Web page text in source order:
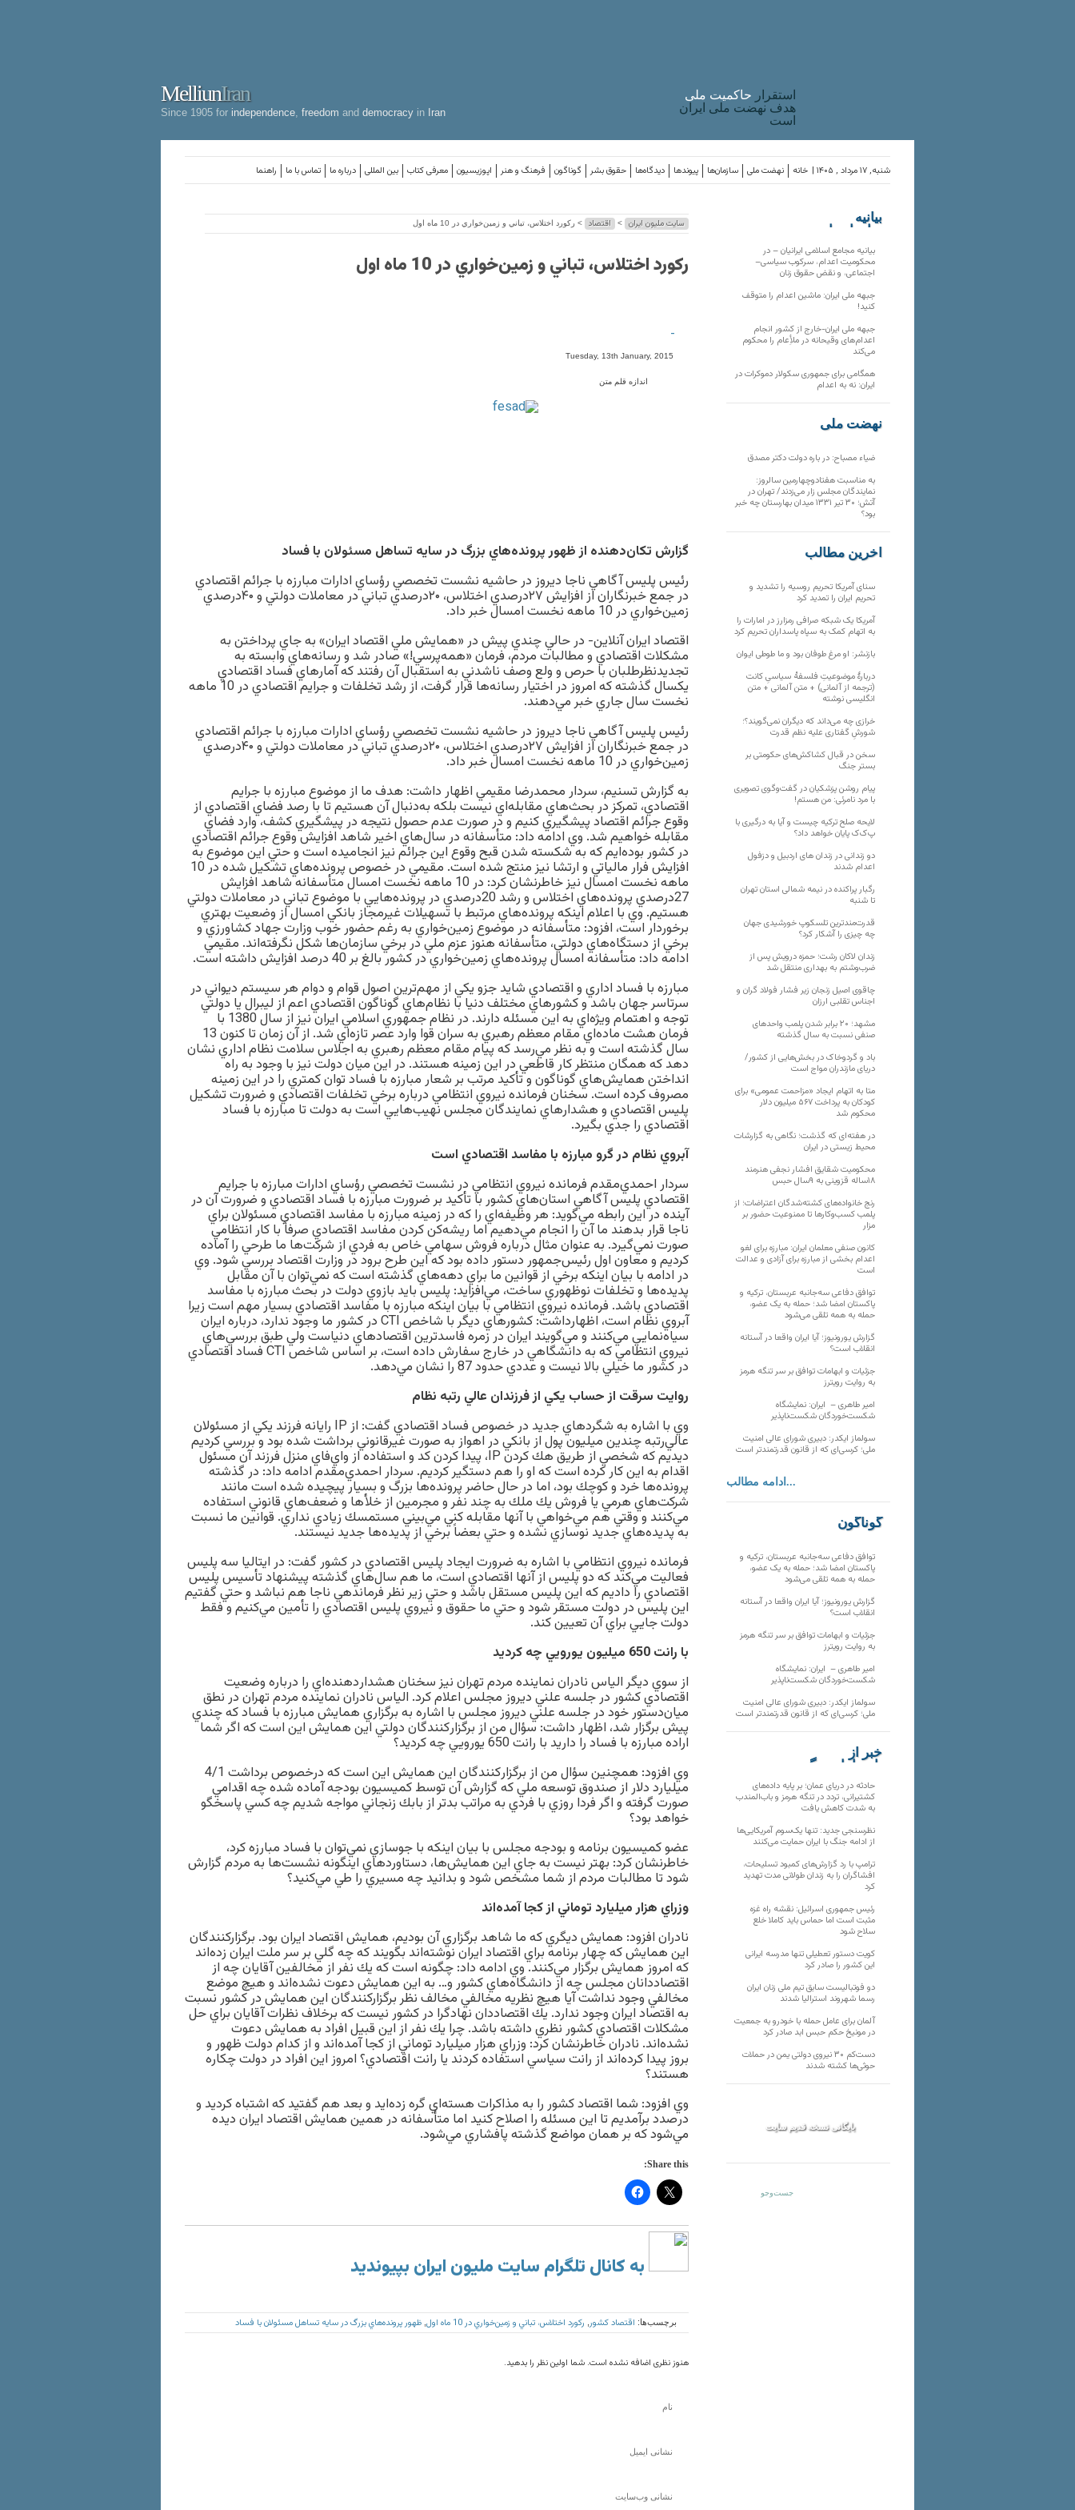
MelliunIran
Since 1905 for independence freedom and democracy in Iran
استقرار حاکميت ملی
هدف نهضت ملی ایران
است
راهنما تماس با ما درباره ما بین المللی معرفی کتاب اپوزیسیون فرهنگ و هنر گوناگون حقوق بشر دیدگاه‌ها پیوندها سازمان‌ها نهضت ملی خانه شنبه, ۱۷ مرداد , ۱۴۰۵ |
سایت ملیون ایران > اقتصاد > ركورد اختلاس، تباني و زمين‌خواري در 10 ماه اول
ركورد اختلاس، تباني و زمين‌خواري در 10 ماه اول
-
Tuesday, 13th January, 2015
اندازه قلم متن
گزارش تكان‌دهنده از ظهور پرونده‌هاي بزرگ در سايه تساهل مسئولان با فساد
رئيس پليس آگاهي ناجا ديروز در حاشيه نشست تخصصي رؤساي ادارات مبارزه با جرائم اقتصادي
در جمع خبرنگاران از افزايش ۲۷درصدي اختلاس، ۲۰درصدي تباني در معاملات دولتي و ۴۰درصدي
زمين‌خواري در 10 ماهه نخست امسال خبر داد.
اقتصاد ایران آنلاین- در حالي چندي پيش در «همايش ملي اقتصاد ايران» به جاي پرداختن به
مشكلات اقتصادي و مطالبات مردم، فرمان «همه‌پرسي!» صادر شد و رسانه‌هاي وابسته به
تجديدنظرطلبان با حرص و ولع وصف ناشدني به استقبال آن رفتند كه آمارهاي فساد اقتصادي
يكسال گذشته كه امروز در اختيار رسانه‌ها قرار گرفت، از رشد تخلفات و جرايم اقتصادي در 10 ماهه
نخست سال جاري خبر مي‌دهند.
رئيس پليس آگاهي ناجا ديروز در حاشيه نشست تخصصي رؤساي ادارات مبارزه با جرائم اقتصادي
در جمع خبرنگاران از افزايش ۲۷درصدي اختلاس، ۲۰درصدي تباني در معاملات دولتي و ۴۰درصدي
زمين‌خواري در 10 ماهه نخست امسال خبر داد.
به گزارش تسنيم، سردار محمدرضا مقيمي اظهار داشت: هدف ما از موضوع مبارزه با جرايم
اقتصادي، تمركز در بحث‌هاي مقابله‌اي نيست بلكه به‌دنبال آن هستيم تا با رصد فضاي اقتصادي از
وقوع جرائم اقتصاد پيشگيري كنيم و در صورت عدم حصول نتيجه در پيشگيري كشف، وارد فضاي
مقابله خواهيم شد. وي ادامه داد: متأسفانه در سال‌هاي اخير شاهد افزايش وقوع جرائم اقتصادي
در كشور بوده‌ايم كه به شكسته شدن قبح وقوع اين جرائم نيز انجاميده است و حتي اين موضوع به
افزايش فرار مالياتي و ارتشا نيز منتج شده است. مقيمي در خصوص پرونده‌هاي تشكيل شده در 10
ماهه نخست امسال نيز خاطرنشان كرد: در 10 ماهه نخست امسال متأسفانه شاهد افزايش
27درصدي پرونده‌هاي اختلاس و رشد 20درصدي در پرونده‌هايي با موضوع تباني در معاملات دولتي
هستيم. وي با اعلام اينكه پرونده‌هاي مرتبط با تسهيلات غيرمجاز بانكي امسال از وضعيت بهتري
برخوردار است، افزود: متأسفانه در موضوع زمين‌خواري به رغم حضور خوب وزارت جهاد كشاورزي و
برخي از دستگاه‌هاي دولتي، متأسفانه هنوز عزم ملي در برخي سازمان‌ها شكل نگرفته‌اند. مقيمي
ادامه داد: متأسفانه امسال پرونده‌هاي زمين‌خواري در كشور بالغ بر 40 درصد افزايش داشته است.
مبارزه با فساد اداري و اقتصادي شايد جزو يكي از مهم‌ترين اصول قوام و دوام هر سيستم ديواني در
سرتاسر جهان باشد و كشورهاي مختلف دنيا با نظام‌هاي گوناگون اقتصادي اعم از ليبرال يا دولتي
توجه و اهتمام ويژه‌اي به اين مسئله دارند. در نظام جمهوري اسلامي ايران نيز از سال 1380 با
فرمان هشت ماده‌اي مقام معظم رهبري به سران قوا وارد عصر تازه‌اي شد. از آن زمان تا كنون 13
سال گذشته است و به نظر مي‌رسد كه پيام مقام معظم رهبري به اجلاس سلامت نظام اداري نشان
دهد كه همگان منتظر كار قاطعي در اين زمينه هستند. در اين ميان دولت نيز با وجود به راه
انداختن همايش‌هاي گوناگون و تأكيد مرتب بر شعار مبارزه با فساد توان كمتري را در اين زمينه
مصروف كرده است. سخنان فرمانده نيروي انتظامي درباره برخي تخلفات اقتصادي و ضرورت تشكيل
پليس اقتصادي و هشدارهاي نمايندگان مجلس نهيب‌هايي است به دولت تا مبارزه با فساد
اقتصادي را جدي بگيرد.
آبروي نظام در گرو مبارزه با مفاسد اقتصادي است
سردار احمدي‌مقدم فرمانده نيروي انتظامي در نشست تخصصي رؤساي ادارات مبارزه با جرايم
اقتصادي پليس آگاهي استان‌هاي كشور با تأكيد بر ضرورت مبارزه با فساد اقتصادي و ضرورت آن در
آينده در اين رابطه مي‌گويد: هر وظيفه‌اي را كه در زمينه مبارزه با مفاسد اقتصادي مسئولان براي
ناجا قرار بدهند ما آن را انجام مي‌دهيم اما ريشه‌كن كردن مفاسد اقتصادي صرفاً با كار انتظامي
صورت نمي‌گيرد. به عنوان مثال درباره فروش سهامي خاص به فردي از شركت‌ها ما طرحي را آماده
كرديم و معاون اول رئيس‌جمهور دستور داده بود كه اين طرح برود در وزارت اقتصاد بررسي شود. وي
در ادامه با بيان اينكه برخي از قوانين ما براي دهه‌هاي گذشته است كه نمي‌توان با آن مقابل
پديده‌ها و تخلفات نوظهوري ساخت، مي‌افزايد: پليس بايد بازوي دولت در بحث مبارزه با مفاسد
اقتصادي باشد. فرمانده نيروي انتظامي با بيان اينكه مبارزه با مفاسد اقتصادي بسيار مهم است زيرا
آبروي نظام است، اظهارداشت: كشورهاي ديگر با شاخص CTI در كشور ما وجود ندارد، درباره ايران
سياه‌نمايي مي‌كنند و مي‌گويند ايران در زمره فاسد‌ترين اقتصادهاي دنياست ولي طبق بررسي‌هاي
نيروي انتظامي كه به دانشگاهي در خارج سفارش داده است، بر اساس شاخص CTI فساد اقتصادي
در كشور ما خيلي بالا نيست و عددي حدود 87 را نشان مي‌دهد.
روايت سرقت از حساب يكي از فرزندان عالي رتبه نظام
وي با اشاره به شگرد‌هاي جديد در خصوص فساد اقتصادي گفت: از IP رايانه فرزند يكي از مسئولان
عالي‌رتبه چندين ميليون پول از بانكي در اهواز به صورت غيرقانوني برداشت شده بود و بررسي كرديم
ديديم كه شخصي از طريق هك كردن IP، پيدا كردن كد و استفاده از واي‌فاي منزل فرزند آن مسئول
اقدام به اين كار كرده است كه او را هم دستگير كرديم. سردار احمدي‌مقدم ادامه داد: در گذشته
پرونده‌ها خرد و كوچك بود، اما در حال حاضر پرونده‌ها بزرگ و بسيار پيچيده شده است مانند
شركت‌هاي هرمي يا فروش يك ملك به چند نفر و مجرمين از خلأها و ضعف‌هاي قانوني استفاده
مي‌كنند و وقتي هم مي‌خواهي با آنها مقابله كني مي‌بيني مستمسك زيادي نداري. قوانين ما نسبت
به پديده‌هاي جديد نوسازي نشده و حتي بعضاً برخي از پديده‌ها جديد نيستند.
فرمانده نيروي انتظامي با اشاره به ضرورت ايجاد پليس اقتصادي در كشور گفت: در ايتاليا سه پليس
فعاليت مي‌كند كه دو پليس از آنها اقتصادي است، ما هم سال‌هاي گذشته پيشنهاد تأسيس پليس
اقتصادي را داديم كه اين پليس مستقل باشد و حتي زير نظر فرماندهي ناجا هم نباشد و حتي گفتيم
اين پليس در دولت مستقر شود و حتي ما حقوق و نيروي پليس اقتصادي را تأمين مي‌كنيم و فقط
دولت جايي براي آن تعيين كند.
با رانت 650 ميليون يورويي چه كرديد
از سوي ديگر الياس نادران نماينده مردم تهران نيز سخنان هشدار‌دهنده‌اي را درباره وضعيت
اقتصادي كشور در جلسه علني ديروز مجلس اعلام كرد. الياس نادران نماينده مردم تهران در نطق
ميان‌دستور خود در جلسه علني ديروز مجلس با اشاره به برگزاري همايش مبارزه با فساد كه چندي
پيش برگزار شد، اظهار داشت: سؤال من از برگزار‌كنندگان دولتي اين همايش اين است كه اگر شما
اراده مبارزه با فساد را داريد با رانت 650 يورويي چه كرديد؟
وي افزود: همچنين سؤال من از برگزار‌كنندگان اين همايش اين است كه درخصوص برداشت 4/1
ميليارد دلار از صندوق توسعه ملي كه گزارش آن توسط كميسيون بودجه آماده شده چه اقدامي
صورت گرفته و اگر فردا روزي با فردي به مراتب بدتر از بابك زنجاني مواجه شديم چه كسي پاسخگو
خواهد بود؟
عضو كميسيون برنامه و بودجه مجلس با بيان اينكه با جوسازي نمي‌توان با فساد مبارزه كرد،
خاطرنشان كرد: بهتر نيست به جاي اين همايش‌ها، دستاوردهاي اينگونه نشست‌ها به مردم گزارش
شود تا مطالبات مردم از شما مشخص شود و بدانيد چه مسيري را طي مي‌كنيد؟
وزراي هزار ميليارد توماني از كجا آمده‌اند
نادران افزود: همايش ديگري كه ما شاهد برگزاري آن بوديم، همايش اقتصاد ايران بود. برگزاركنندگان
اين همايش كه چهار برنامه براي اقتصاد ايران نوشته‌اند بگويند كه چه گلي بر سر ملت ايران زده‌اند
كه امروز همايش برگزار مي‌كنند. وي ادامه داد: چگونه است كه يك نفر از مخالفين آقايان چه از
اقتصاددانان مجلس چه از دانشگاه‌هاي كشور و… به اين همايش دعوت نشده‌اند و هيچ موضع
مخالفي وجود نداشت آيا هيچ نظريه‌ مخالفي مخالف نظر برگزاركنندگان اين همايش در كشور نسبت
به اقتصاد ايران وجود ندارد. يك اقتصاددان نهادگرا در كشور نيست كه برخلاف نظرات آقايان براي حل
مشكلات اقتصادي كشور نظري داشته باشد. چرا يك نفر از اين قبيل افراد به همايش دعوت
نشده‌اند. نادران خاطرنشان كرد: وزراي هزار ميليارد توماني از كجا آمده‌اند و از كدام دولت ظهور و
بروز پيدا كرده‌اند از رانت سياسي استفاده كردند يا رانت اقتصادي؟ امروز اين افراد در دولت چكاره
هستند؟
وي افزود: شما اقتصاد كشور را به مذاكرات هسته‌اي گره زده‌ايد و بعد هم گفتيد كه اشتباه كرديد و
در‌صدد برآمديم تا اين مسئله را اصلاح كنيد اما متأسفانه در همين همايش اقتصاد ايران ديده
مي‌شود كه بر همان مواضع گذشته پافشاري مي‌شود.
Share this:
به کانال تلگرام سایت ملیون ایران بپیوندید
برچسب‌ها: اقتصاد كشور ركورد اختلاس، تباني و زمين‌خواري در 10 ماه اول ظهور پرونده‌هاي بزرگ در سايه تساهل مسئولان با فساد
هنوز نظری اضافه نشده است. شما اولین نظر را بدهید.
بیانیه
سازمان‌های
بیانیه مجامع اسلامی ایرانیان – در
محکومیت اعدام، سرکوب سیاسی–
اجتماعی، و نقض حقوق زنان
جبهه ملی ایران: ماشین اعدام را متوقف
کنید!
جبهه ملی ایران-خارج از کشور انجام
اعدام‌های وقیحانه در ملأِعام را محکوم
می‌کند
همگامی برای جمهوری سکولار دموکرات در
ایران: نه به اعدام
نهضت ملی
ضیاء مصباح: در باره دولت دکتر مصدق
به مناسبت هفتادوچهارمین سالروز:
نمایندگان مجلس زار می‌زدند/ تهران در
آتش؛ ۳۰ تیر ۱۳۳۱ میدان بهارستان چه خبر
بود؟
آخرین مطالب
سنای آمریکا تحریم روسیه را تشدید و
تحریم ایران را تمدید کرد
آمریکا یک شبکه صرافی رمزارز در امارات را
به اتهام کمک به سپاه پاسداران تحریم کرد
بازنشر: او مرغ طوفان بود و ما طوطی ایوان
دربارهٔ موضوعیتِ فلسفهٔ سیاسیِ کانت
(ترجمه از آلمانی) + متن آلمانی + متن
انگلیسی نوشته
خرازی چه می‌داند که دیگران نمی‌گویند؟؛
شورشِ گفتاری علیه نظم قدرت
سخن در قبال کشاکش‌های حکومتی بر
بستر جنگ
پیام روشن پزشکیان در گفت‌و‌گوی تصویری
با مرد نامرئی: من هستم!
لایحه صلح ترکیه چیست و آیا به درگیری با
پ‌ک‌ک پایان خواهد داد؟
دو زندانی در زندان های اردبیل و دزفول
اعدام شدند
رگبار پراکنده در نیمه شمالی استان تهران
تا شنبه
قدرت‌مندترین تلسکوپ خورشیدی جهان
چه چیزی را آشکار کرد؟
زندان لاکان رشت؛ حمزه درویش پس از
ضرب‌وشتم به بهداری منتقل شد
چاقوی اصیل زنجان زیر فشار فولاد گران و
اجناس تقلبی ارزان
مشهد؛ ۲۰ برابر شدن پلمب واحدهای
صنفی نسبت به سال گذشته
باد و گردوخاک در بخش‌هایی از کشور/
دریای مازندران مواج است
متا به اتهام ایجاد «مزاحمت عمومی» برای
کودکان به پرداخت ۵۶۷ میلیون دلار
محکوم شد
در هفته‌ای که گذشت؛ نگاهی به گزارشات
محیط زیستی در ایران
محکومیت شقایق افشار نجفی هنرمند
۱۸ساله قزوینی به ۹سال حبس
رنج خانواده‌های کشته‌شدگان اعتراضات؛ از
پلمب کسب‌وکارها تا ممنوعیت حضور بر
مزار
کانون صنفی معلمان ایران: مبارزه برای لغو
اعدام بخشی از مبارزه برای آزادی و عدالت
است
توافق دفاعی سه‌جانبه عربستان، ترکیه و
پاکستان امضا شد؛ حمله به یک عضو،
حمله به همه تلقی می‌شود
گزارش یورونیوز؛ آیا ایران واقعا در آستانه
انقلاب است؟
جزئیات و ابهامات توافق بر سر تنگه هرمز
به روایت رویترز
امیر طاهری – ایران: نمایشگاه
شکست‌خوردگان شکست‌ناپذیر
سولماز ایکدر: دبیری شورای عالی امنیت
ملی؛ کرسی‌ای که از قانون قدرتمندتر است
ادامه مطالب...
گوناگون
توافق دفاعی سه‌جانبه عربستان، ترکیه و
پاکستان امضا شد؛ حمله به یک عضو،
حمله به همه تلقی می‌شود
گزارش یورونیوز؛ آیا ایران واقعا در آستانه
انقلاب است؟
جزئیات و ابهامات توافق بر سر تنگه هرمز
به روایت رویترز
امیر طاهری – ایران: نمایشگاه
شکست‌خوردگان شکست‌ناپذیر
سولماز ایکدر: دبیری شورای عالی امنیت
ملی؛ کرسی‌ای که از قانون قدرتمندتر است
خبر از
تارنماهای دیگر
حادثه در دریای عمان؛ بر پایه داده‌های
کشتیرانی، تردد در تنگه هرمز و باب‌المندب
به شدت کاهش یافت
نظرسنجی جدید: تنها یک‌سوم آمریکایی‌ها
از ادامه جنگ با ایران حمایت می‌کنند
ترامپ با رد گزارش‌های کمبود تسلیحات،
افشاگران را به زندان طولانی مدت تهدید
کرد
رئیس‌ جمهوری اسرائیل: نقشه راه غزه
مثبت است اما حماس باید کاملا خلع
سلاح شود
کویت دستور تعطیلی تنها مدرسه ایرانی
این کشور را صادر کرد
دو فوتبالیست سابق تیم ملی زنان ایران
رسما شهروند استرالیا شدند
آلمان برای عامل حمله با خودرو به جمعیت
در مونیخ حکم حبس ابد صادر کرد
دست‌کم ۳۰ نیروی دولتی یمن در حملات
حوثی‌ها کشته شدند
بایگانی نسخه قدیم سایت